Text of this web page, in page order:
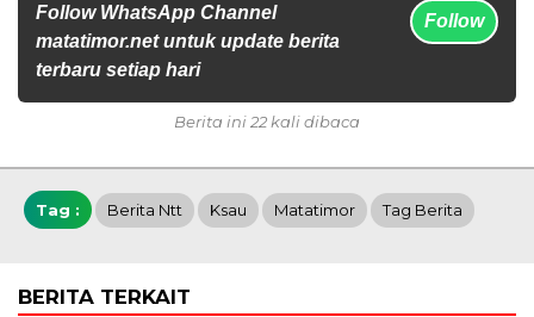
Follow WhatsApp Channel
matatimor.net untuk update berita
terbaru setiap hari
Follow
Berita ini 22 kali dibaca
Tag : Berita Ntt Ksau Matatimor Tag Berita
BERITA TERKAIT